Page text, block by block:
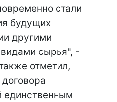
стали
будущих
другими
сырья", -
отметил,
договора
единственным